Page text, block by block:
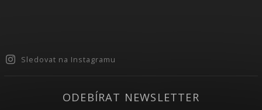
Sledovat na Instagramu
ODEBÍRAT NEWSLETTER